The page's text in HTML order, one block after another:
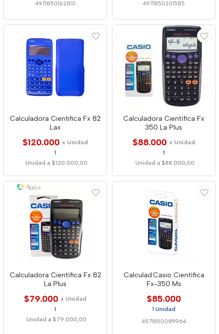
4971850162810 4971850301585
Calculadora Cientifica Fx 82
Lax
$120.000 x Unidad
1
Unidad a $120.000,00
Calculadora Científica Fx
350 La Plus
$88.000 x Unidad
1
Unidad a $88.000,00
Calculadora Científica Fx 82
La Plus
$79.000 x Unidad
1
Unidad a $79.000,00
Calculad.Casio Científica
Fx-350 Ms
$85.000
1 Unidad
4971850089964